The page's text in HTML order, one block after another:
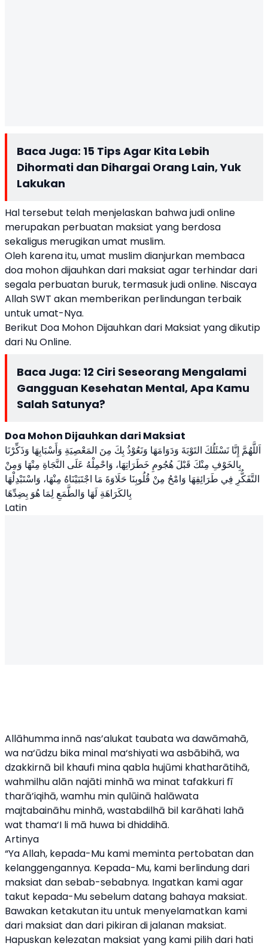
Baca Juga: 15 Tips Agar Kita Lebih
Dihormati dan Dihargai Orang Lain, Yuk
Lakukan
Hal tersebut telah menjelaskan bahwa judi online
merupakan perbuatan maksiat yang berdosa
sekaligus merugikan umat muslim.
Oleh karena itu, umat muslim dianjurkan membaca
doa mohon dijauhkan dari maksiat agar terhindar dari
segala perbuatan buruk, termasuk judi online. Niscaya
Allah SWT akan memberikan perlindungan terbaik
untuk umat-Nya.
Berikut Doa Mohon Dijauhkan dari Maksiat yang dikutip
dari Nu Online.
Baca Juga: 12 Ciri Seseorang Mengalami
Gangguan Kesehatan Mental, Apa Kamu
Salah Satunya?
Doa Mohon Dijauhkan dari Maksiat
اَللَّهُمَّ إِنَّا نَسْئَلُكَ التَوْبَةَ وَدَوَامَهَا وَنَعُوْذُ بِكَ مِنَ المَعْصِيَةِ وَأَسْبَابِهَا وَذَكِّرْنَا
بِالخَوْفِ مِنْكَ قَبْلَ هُجُومِ خَطَرَاتِهَا، وَاحْمِلْهُ عَلَى النَّجَاةِ مِنْهَا وَمِنْ
التَّفَكُّرِ فِي طَرَائِقِهَا وَامْحُ مِنْ قُلُوبِنَا حَلَاوَةَ مَا اجْتَبَيْنَاهُ مِنْهَا، وَاسْتَبْدِلْهَا
بِالكَرَاهَةِ لَهَا وَالطَّمَعِ لِمَا هُوَ بِضِدِّهَا
Latin
Allāhumma innā nas’alukat taubata wa dawāmahā,
wa na‘ūdzu bika minal ma‘shiyati wa asbābihā, wa
dzakkirnā bil khaufi mina qabla hujūmi khatharātihā,
wahmilhu alān najāti minhā wa minat tafakkuri fī
tharā’iqihā, wamhu min qulūinā halāwata
majtabaināhu minhā, wastabdilhā bil karāhati lahā
wat thama‘I li mā huwa bi dhiddihā.
Artinya
“Ya Allah, kepada-Mu kami meminta pertobatan dan
kelanggengannya. Kepada-Mu, kami berlindung dari
maksiat dan sebab-sebabnya. Ingatkan kami agar
takut kepada-Mu sebelum datang bahaya maksiat.
Bawakan ketakutan itu untuk menyelamatkan kami
dari maksiat dan dari pikiran di jalanan maksiat.
Hapuskan kelezatan maksiat yang kami pilih dari hati